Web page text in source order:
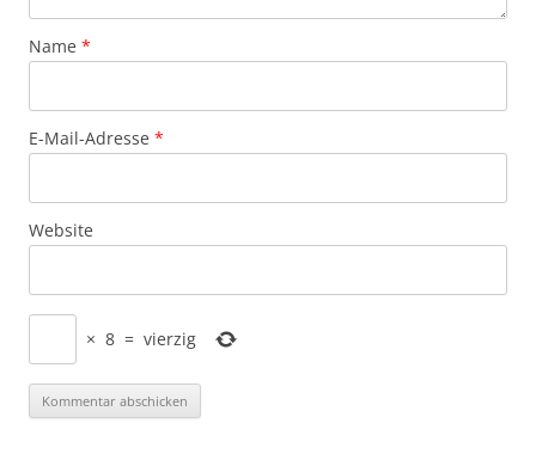
Name *
E-Mail-Adresse *
Website
× 8 = vierzig